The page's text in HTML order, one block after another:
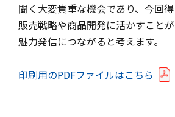
聞く大変貴重な機会であり、今回
販売戦略や商品開発に活かすこと
魅力発信につながると考えます。
印刷用のPDFファイルはこちら